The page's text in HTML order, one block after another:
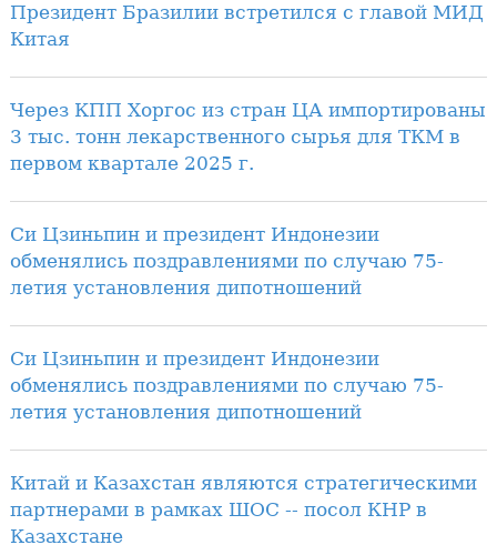
Президент Бразилии встретился с главой МИД
Китая
Через КПП Хоргос из стран ЦА импортированы
3 тыс. тонн лекарственного сырья для ТКМ в
первом квартале 2025 г.
Си Цзиньпин и президент Индонезии
обменялись поздравлениями по случаю 75-
летия установления дипотношений
Си Цзиньпин и президент Индонезии
обменялись поздравлениями по случаю 75-
летия установления дипотношений
Китай и Казахстан являются стратегическими
партнерами в рамках ШОС -- посол КНР в
Казахстане